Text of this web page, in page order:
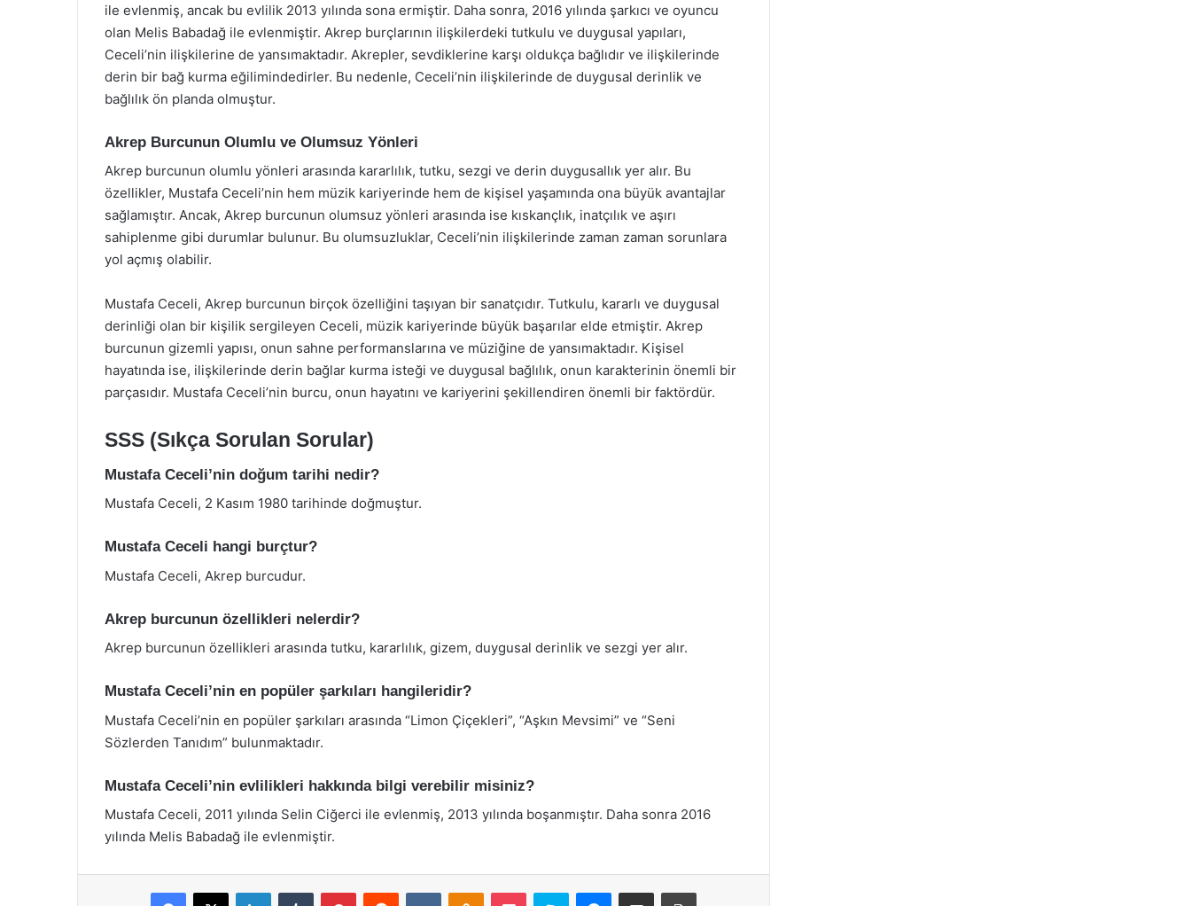
ile evlenmiş, ancak bu evlilik 2013 yılında sona ermiştir. Daha sonra, 2016 yılında şarkıcı ve oyuncu
olan Melis Babadağ ile evlenmiştir. Akrep burçlarının ilişkilerdeki tutkulu ve duygusal yapıları,
Ceceli’nin ilişkilerine de yansımaktadır. Akrepler, sevdiklerine karşı oldukça bağlıdır ve ilişkilerinde
derin bir bağ kurma eğilimindedirler. Bu nedenle, Ceceli’nin ilişkilerinde de duygusal derinlik ve
bağlılık ön planda olmuştur.
Akrep Burcunun Olumlu ve Olumsuz Yönleri
Akrep burcunun olumlu yönleri arasında kararlılık, tutku, sezgi ve derin duygusallık yer alır. Bu
özellikler, Mustafa Ceceli’nin hem müzik kariyerinde hem de kişisel yaşamında ona büyük avantajlar
sağlamıştır. Ancak, Akrep burcunun olumsuz yönleri arasında ise kıskançlık, inatçılık ve aşırı
sahiplenme gibi durumlar bulunur. Bu olumsuzluklar, Ceceli’nin ilişkilerinde zaman zaman sorunlara
yol açmış olabilir.
Mustafa Ceceli, Akrep burcunun birçok özelliğini taşıyan bir sanatçıdır. Tutkulu, kararlı ve duygusal
derinliği olan bir kişilik sergileyen Ceceli, müzik kariyerinde büyük başarılar elde etmiştir. Akrep
burcunun gizemli yapısı, onun sahne performanslarına ve müziğine de yansımaktadır. Kişisel
hayatında ise, ilişkilerinde derin bağlar kurma isteği ve duygusal bağlılık, onun karakterinin önemli bir
parçasıdır. Mustafa Ceceli’nin burcu, onun hayatını ve kariyerini şekillendiren önemli bir faktördür.
SSS (Sıkça Sorulan Sorular)
Mustafa Ceceli’nin doğum tarihi nedir?
Mustafa Ceceli, 2 Kasım 1980 tarihinde doğmuştur.
Mustafa Ceceli hangi burçtur?
Mustafa Ceceli, Akrep burcudur.
Akrep burcunun özellikleri nelerdir?
Akrep burcunun özellikleri arasında tutku, kararlılık, gizem, duygusal derinlik ve sezgi yer alır.
Mustafa Ceceli’nin en popüler şarkıları hangileridir?
Mustafa Ceceli’nin en popüler şarkıları arasında “Limon Çiçekleri”, “Aşkın Mevsimi” ve “Seni
Sözlerden Tanıdım” bulunmaktadır.
Mustafa Ceceli’nin evlilikleri hakkında bilgi verebilir misiniz?
Mustafa Ceceli, 2011 yılında Selin Ciğerci ile evlenmiş, 2013 yılında boşanmıştır. Daha sonra 2016
yılında Melis Babadağ ile evlenmiştir.
Facebook
X LinkedInTumblr PinterestReddit VKontakteOdnoklassniki
Pocket Skype Messenger
E-Posta ile paylaş Yazdır